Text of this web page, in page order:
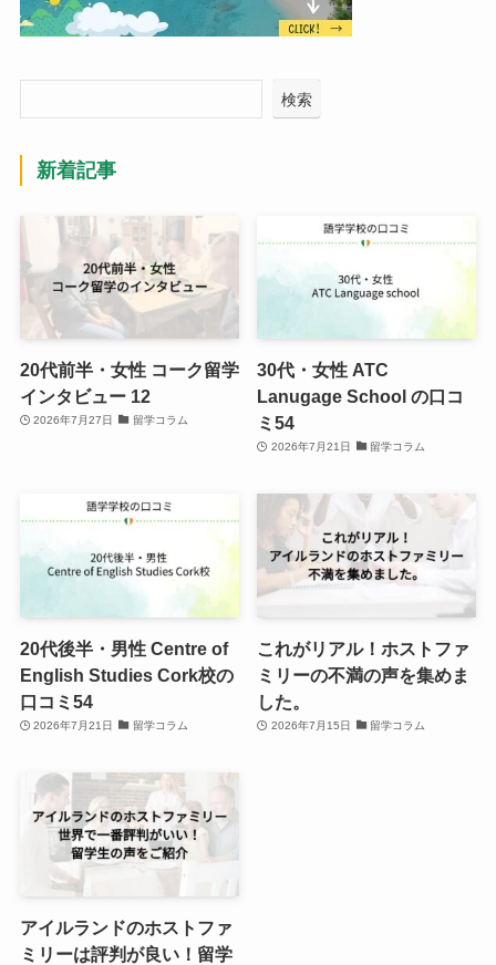
検索
新着記事
20代前半・女性 コーク留学
インタビュー 12
2026年7月27日 留学コラム
30代・女性 ATC
Lanugage School の口コ
ミ54
2026年7月21日 留学コラム
20代後半・男性 Centre of
English Studies Cork校の
口コミ54
2026年7月21日 留学コラム
これがリアル！ホストファ
ミリーの不満の声を集めま
した。
2026年7月15日 留学コラム
アイルランドのホストファ
ミリーは評判が良い！留学